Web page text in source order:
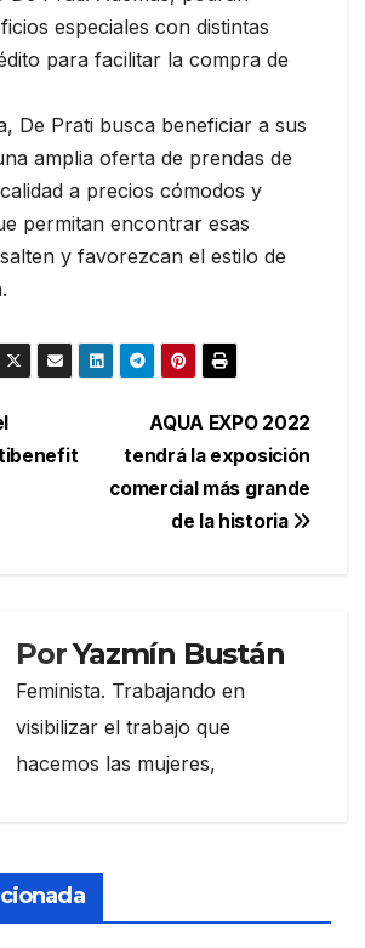
especiales con distintas
para facilitar la compra de
De Prati busca beneficiar a sus
amplia oferta de prendas de
a precios cómodos y
permitan encontrar esas
y favorezcan el estilo de
AQUA EXPO 2022
tendrá la exposición
comercial más grande
de la historia
PorYazmín Bustán
Feminista. Trabajando en
visibilizar el trabajo que
hacemos las mujeres,